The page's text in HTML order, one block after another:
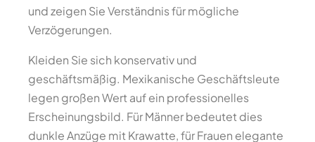
und zeigen Sie Verständnis für mögliche
Verzögerungen.
Kleiden Sie sich konservativ und
geschäftsmäßig. Mexikanische Geschäftsleute
legen großen Wert auf ein professionelles
Erscheinungsbild. Für Männer bedeutet dies
dunkle Anzüge mit Krawatte, für Frauen elegante